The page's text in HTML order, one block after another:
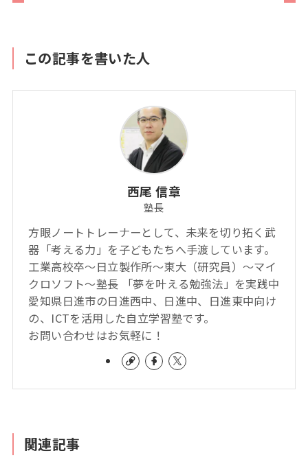
この記事を書いた人
西尾 信章
塾長
方眼ノートトレーナーとして、未来を切り拓く武
器「考える力」を子どもたちへ手渡しています。
工業高校卒～日立製作所～東大（研究員）～マイ
クロソフト～塾長 「夢を叶える勉強法」を実践中
愛知県日進市の日進西中、日進中、日進東中向け
の、ICTを活用した自立学習塾です。
お問い合わせはお気軽に！
関連記事